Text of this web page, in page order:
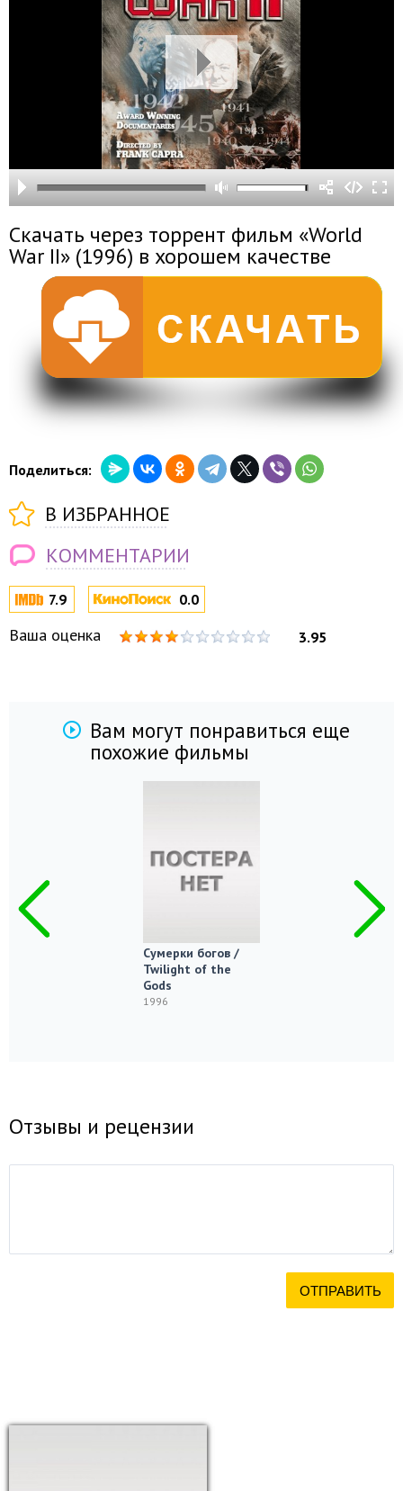
7.9 0.0
Ваша оценка 3.95
Скачать через торрент фильм «World
War II» (1996) в хорошем качестве
Поделиться:
В ИЗБРАННОЕ
КОММЕНТАРИИ
Вам могут понравиться еще
похожие фильмы
Сумерки богов /
Twilight of the
Gods
1996
Отзывы и рецензии